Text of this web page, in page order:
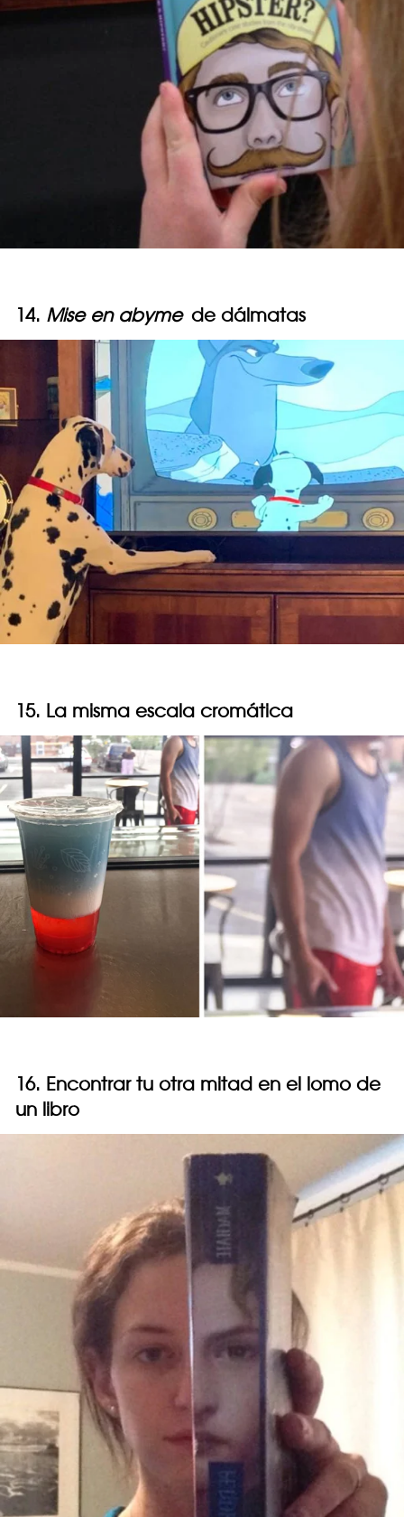
14. Mise en abyme de dálmatas
15. La misma escala cromática
16. Encontrar tu otra mitad en el lomo de
un libro